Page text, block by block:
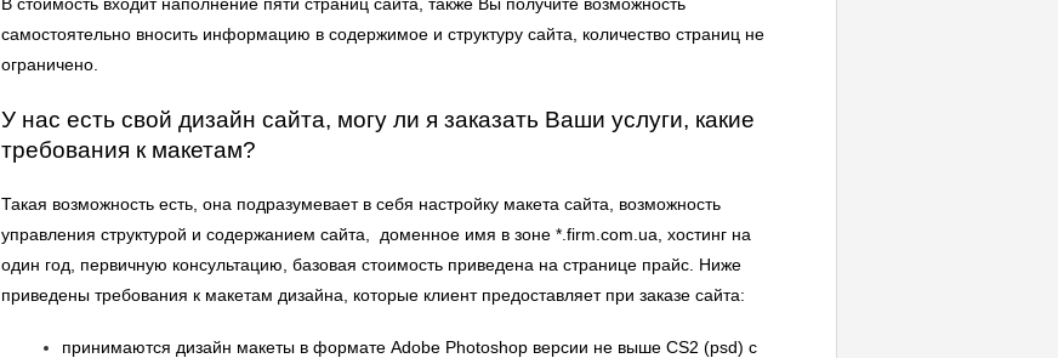
самостоятельно вносить информацию в содержимое и структуру сайта, количество страниц не
ограничено.
У нас есть свой дизайн сайта, могу ли я заказать Ваши услуги, какие
требования к макетам?
Такая возможность есть, она подразумевает в себя настройку макета сайта, возможность
управления структурой и содержанием сайта, доменное имя в зоне *.firm.com.ua, хостинг на
один год, первичную консультацию, базовая стоимость приведена на странице прайс. Ниже
приведены требования к макетам дизайна, которые клиент предоставляет при заказе сайта:
принимаются дизайн макеты в формате Adobe Photoshop версии не выше CS2 (psd) с